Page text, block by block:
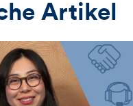
Artikel